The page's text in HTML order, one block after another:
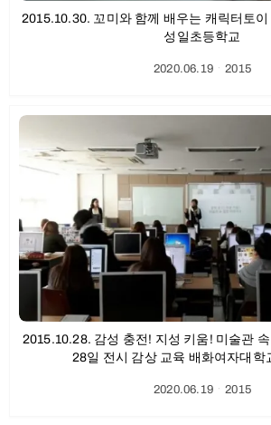
2015.10.30. 꼬미와 함께 배우는 캐릭터토
성일초등학교
2020.06.19ㆍ2015
2015.10.28. 감성 충전! 지성 키움! 미술관
28일 전시 감상 교육 배화여자대학
2020.06.19ㆍ2015